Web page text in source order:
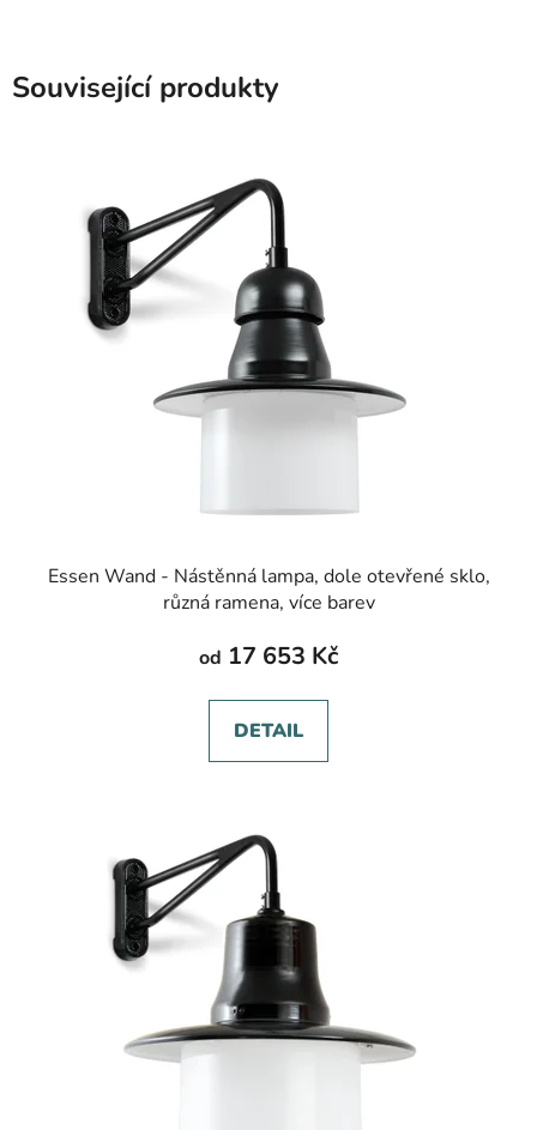
Související produkty
Essen Wand - Nástěnná lampa, dole otevřené sklo,
různá ramena, více barev
od 17 653 Kč
DETAIL